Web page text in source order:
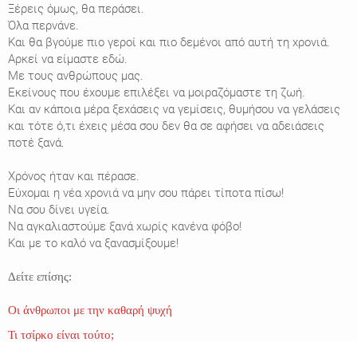
Ξέρεις όμως, θα περάσει.
Όλα περνάνε.
Και θα βγούμε πιο γεροί και πιο δεμένοι από αυτή τη χρονιά.
Αρκεί να είμαστε εδώ.
Με τους ανθρώπους μας.
Εκείνους που έχουμε επιλέξει να μοιραζόμαστε τη ζωή.
Και αν κάποια μέρα ξεχάσεις να γεμίσεις, θυμήσου να γελάσεις
και τότε ό,τι έχεις μέσα σου δεν θα σε αφήσει να αδειάσεις
ποτέ ξανά.
Χρόνος ήταν και πέρασε.
Εύχομαι η νέα χρονιά να μην σου πάρει τίποτα πίσω!
Να σου δίνει υγεία.
Να αγκαλιαστούμε ξανά χωρίς κανένα φόβο!
Και με το καλό να ξανασμίξουμε!
Δείτε επίσης:
Οι άνθρωποι με την καθαρή ψυχή
Τι τσίρκο είναι τούτο;